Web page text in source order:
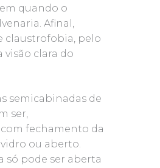
quando o
Afinal,
claustrofobia, pelo
visão clara do
semicabinadas de
ser,
fechamento da
ou aberto.
só pode ser aberta